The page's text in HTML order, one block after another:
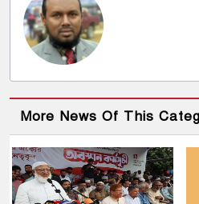
More News Of This